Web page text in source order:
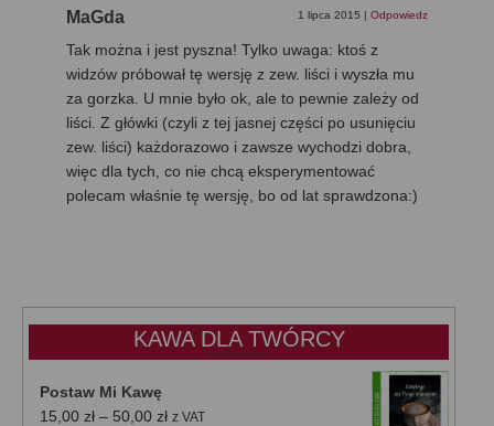
MaGda 1 lipca 2015 | Odpowiedz
Tak można i jest pyszna! Tylko uwaga: ktoś z
widzów próbował tę wersję z zew. liści i wyszła mu
za gorzka. U mnie było ok, ale to pewnie zależy od
liści. Z główki (czyli z tej jasnej części po usunięciu
zew. liści) każdorazowo i zawsze wychodzi dobra,
więc dla tych, co nie chcą eksperymentować
polecam właśnie tę wersję, bo od lat sprawdzona:)
KAWA DLA TWÓRCY
Postaw Mi Kawę
15,00 zł – 50,00 złZakres
z VAT